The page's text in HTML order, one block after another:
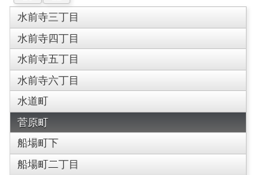
水前寺三丁目
水前寺四丁目
水前寺五丁目
水前寺六丁目
水道町
菅原町
船場町下
船場町二丁目